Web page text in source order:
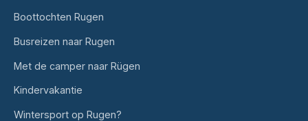
Boottochten Rugen
Busreizen naar Rugen
Met de camper naar Rügen
Kindervakantie
Wintersport op Rugen?